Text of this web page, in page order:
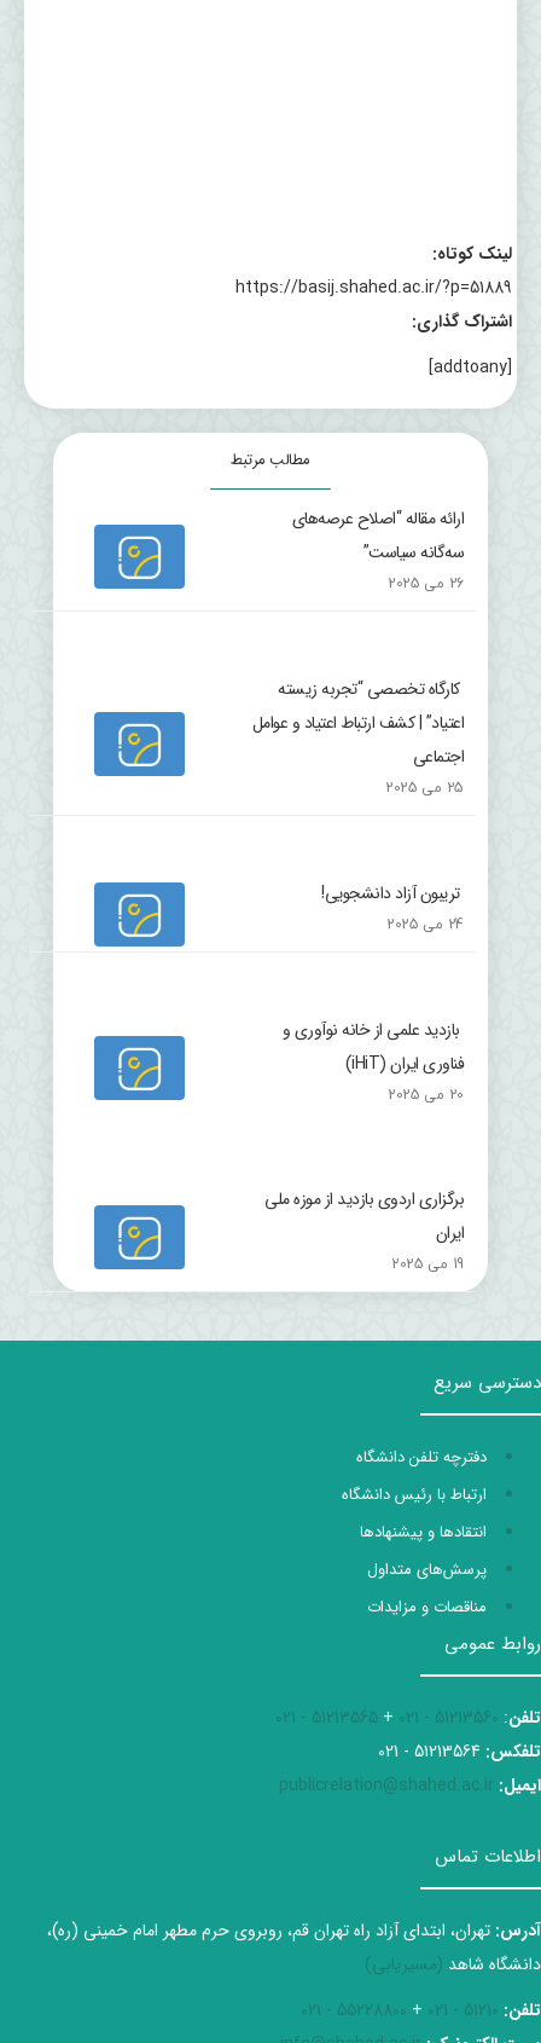
لینک کوتاه:
https://basij.shahed.ac.ir/?p=51889
اشتراک گذاری:
[addtoany]
مطالب مرتبط
ارائه مقاله “اصلاح عرصه‌های
سه‌گانه سیاست”
26 می 2025
کارگاه تخصصی “تجربه زیسته
اعتیاد” | کشف ارتباط اعتیاد و عوامل
اجتماعی
25 می 2025
تریبون آزاد دانشجویی!
24 می 2025
بازدید علمی از خانه نوآوری و
فناوری ایران (iHiT)
20 می 2025
برگزاری اردوی بازدید از موزه ملی
ایران
19 می 2025
دسترسی سریع
دفترچه تلفن دانشگاه
ارتباط با رئیس دانشگاه
انتقادها و پیشنهادها
پرسش‌های متداول
مناقصات و مزایدات
روابط عمومی
تلفن:
51213560 - 021
+
51213565 - 021
تلفکس:
ایمیل: publicrelation@shahed.ac.ir
اطلاعات تماس
آدرس: تهران، ابتدای آزاد راه تهران قم، روبروی حرم مطهر امام خمینی (ره)،
دانشگاه شاهد (مسیریابی)
تلفن: 51210 - 021
+
55228800 - 021